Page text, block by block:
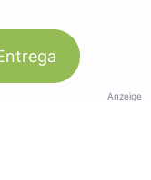
Anzeige